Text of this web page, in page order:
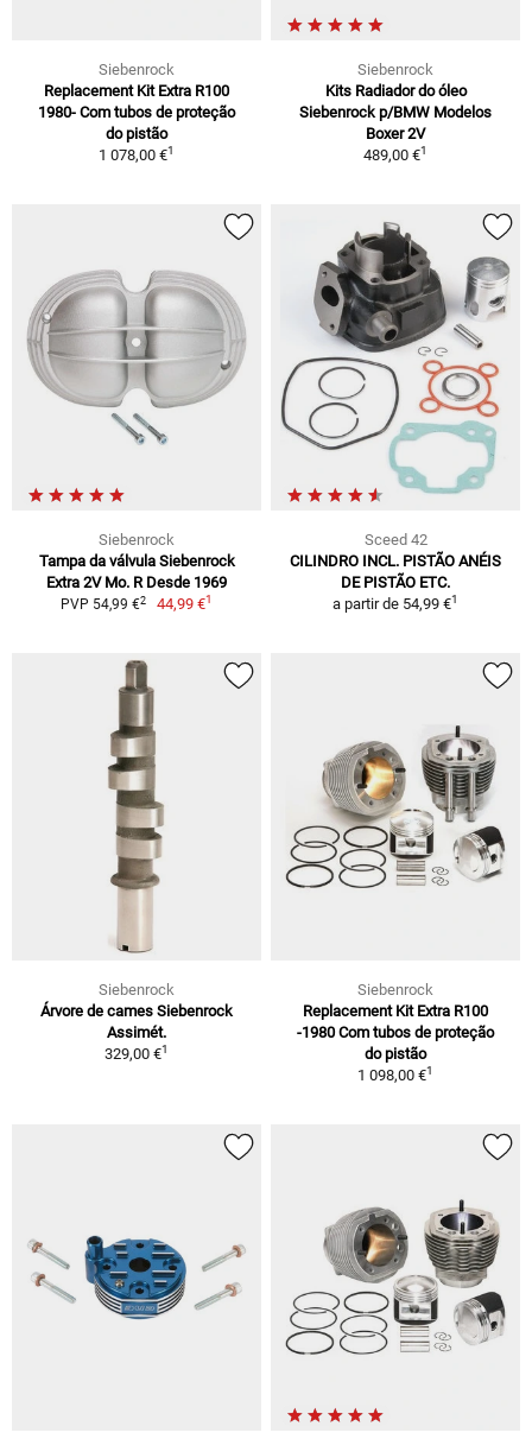
Siebenrock
Replacement Kit Extra R100
1980- Com tubos de proteção
do pistão
1 078,00 €1
Siebenrock
Kits Radiador do óleo
Siebenrock p/BMW Modelos
Boxer 2V
489,00 €1
Siebenrock
Tampa da válvula Siebenrock
Extra 2V Mo. R Desde 1969
PVP 54,99 €2 44,99 €1
Sceed 42
CILINDRO INCL. PISTÃO ANÉIS
DE PISTÃO ETC.
a partir de 54,99 €1
Siebenrock
Árvore de cames Siebenrock
Assimét.
329,00 €1
Siebenrock
Replacement Kit Extra R100
-1980 Com tubos de proteção
do pistão
1 098,00 €1